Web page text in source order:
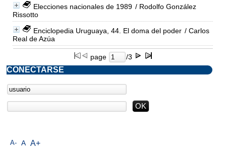
Elecciones nacionales de 1989 / Rodolfo González
Rissotto
Enciclopedia Uruguaya, 44. El doma del poder / Carlos
Real de Azúa
page /3
A- A A+
CONECTARSE